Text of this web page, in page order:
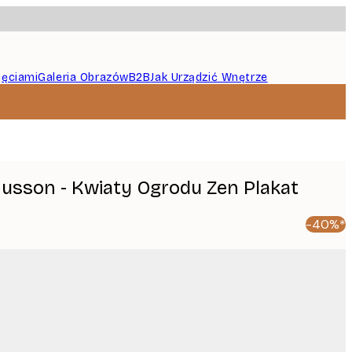
Galeria ObrazówB2BJak Urządzić Wnętrze
- Kwiaty Ogrodu Zen Plakat
-40%*